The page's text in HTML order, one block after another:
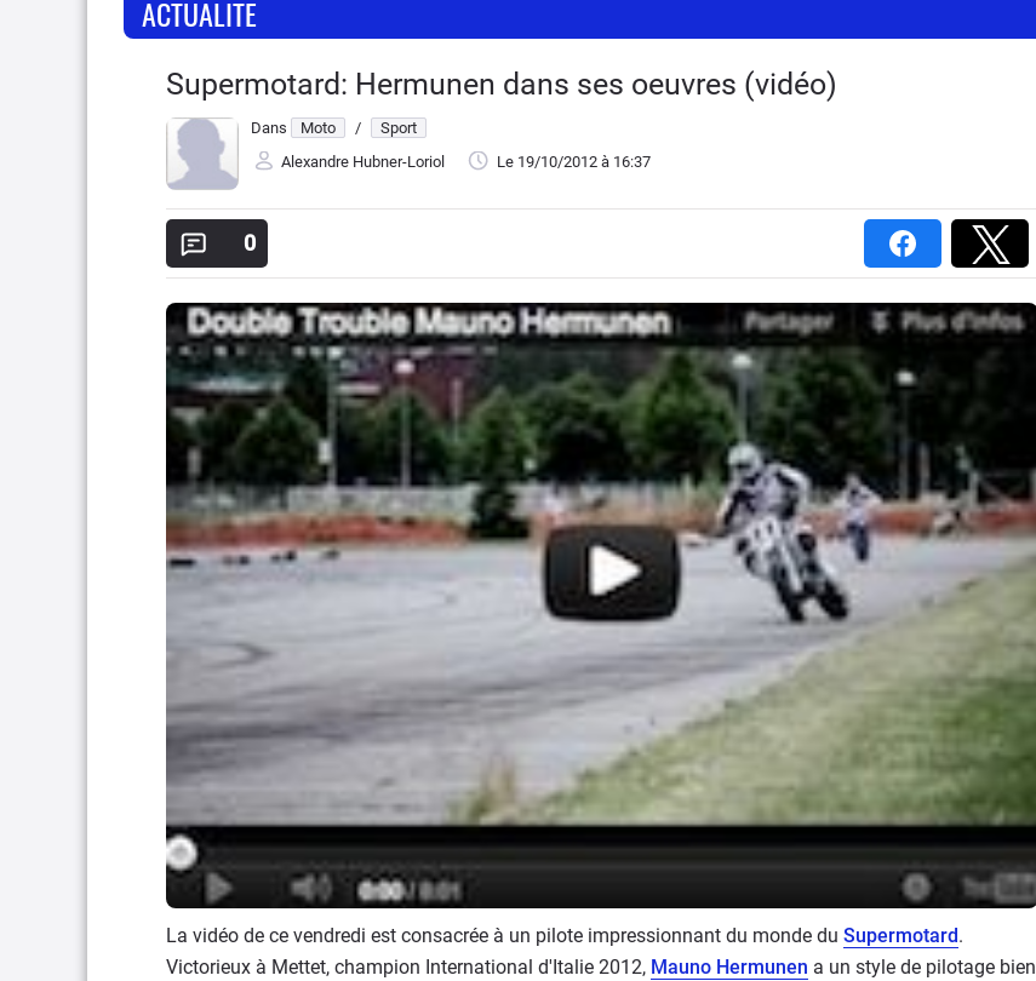
ACTUALITE
Supermotard: Hermunen dans ses oeuvres (vidéo)
Dans Moto /
Sport
Alexandre Hubner-Loriol
Le 19/10/2012 à 16:37
0
La vidéo de ce vendredi est consacrée à un pilote impressionnant du monde du Supermotard.
Victorieux à Mettet, champion International d'Italie 2012, Mauno Hermunen a un style de pilotage bien